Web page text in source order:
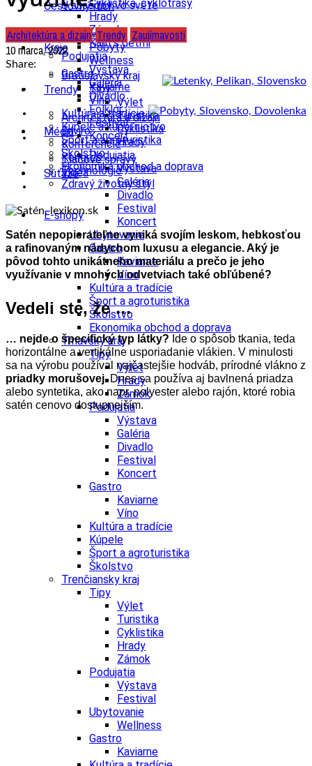
Cyklistika, cyklotrasy
Hrady
Zámok
Kam s deťmi
Podujatia
Výstava
Galéria
Divadlo
Folklór
Festival
Koncert
U susedov vo svete
Cestovný ruch
Ubytovanie
Pobyty
Wellness
Gastro
Kaviarne
Víno
Kultúra a tradície
Kúpele a kúpeľníctvo
Šport a agroturistika
Školstvo
Ekonomika obchod a doprava
Kraje
Bratislavský kraj
Tipy
Výlet
Turistika
Cyklistika
Hrady
Podujatia
Výstava
Galéria
Divadlo
Festival
Koncert
Ubytovanie
Gastro
Kaviarne
Víno
Kultúra a tradície
Šport a agroturistika
Školstvo
Ekonomika obchod a doprava
Trnavský kraj
Tipy
Výlet
Hrady
Zámok
Podujatia
Výstava
Galéria
Divadlo
Festival
Koncert
Gastro
Kaviarne
Víno
Kultúra a tradície
Kúpele
Šport a agroturistika
Školstvo
Trenčiansky kraj
Tipy
Výlet
Turistika
Cyklistika
Hrady
Zámok
Podujatia
Výstava
Festival
Ubytovanie
Wellness
Gastro
Kaviarne
Trendy
Architektúra a dizajn
Enviro
Konferencie
Kongres
Technológie
Zdravý životný štýl
Médiá
Tlačové správy
Videá
Súťaže
E-shopy
Architektúra a dizajn Trendy Zaujímavosti
10 marca, 2022
Share:
Satén nepopierateľne vyniká svojím leskom, hebkosťou
a rafinovaným nádychom luxusu a elegancie. Aký je
pôvod tohto unikátneho materiálu a prečo je jeho
využívanie v mnohých odvetviach také obľúbené?
Vedeli ste, že …
… nejde o špecifický typ látky? Ide o spôsob tkania, teda
horizontálne a vertikálne usporiadanie vlákien. V minulosti
sa na výrobu používal najčastejšie hodváb, prírodné vlákno z
priadky morušovej. Dnes sa používa aj bavlnená priadza
alebo syntetika, ako napr. polyester alebo rajón, ktoré robia
satén cenovo dostupnejším.